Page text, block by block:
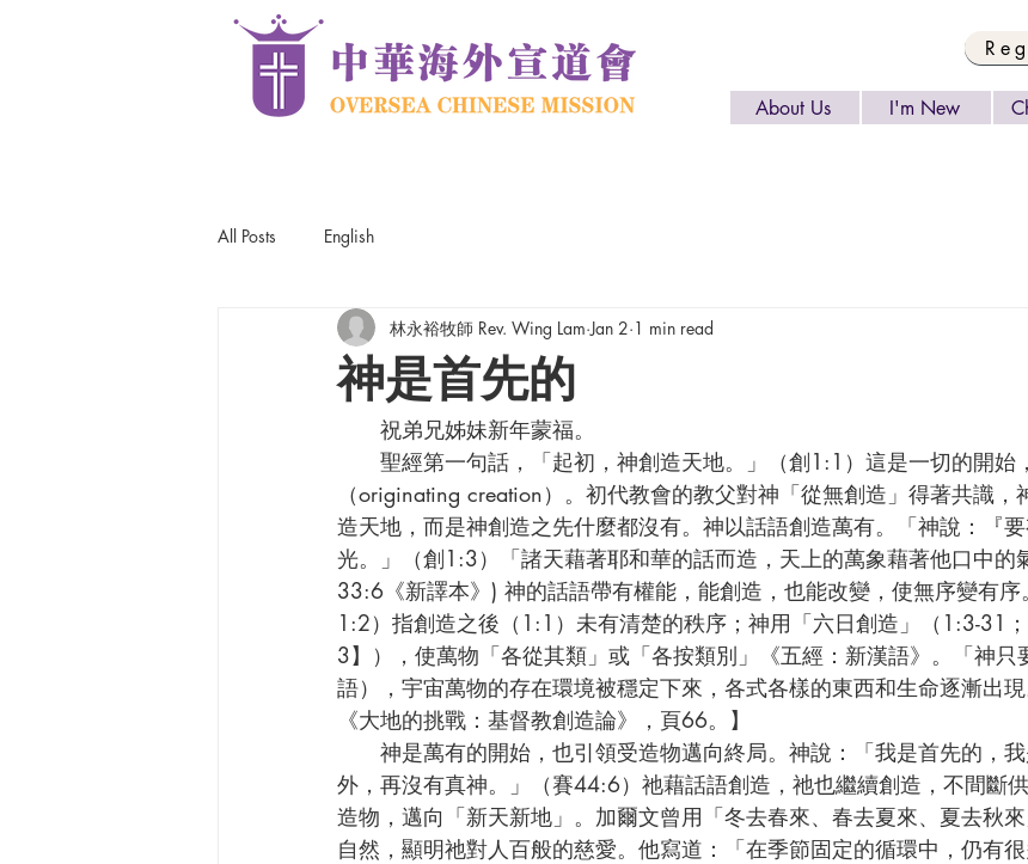
About Us I'm New
All Posts English
神是首先的
林永裕牧師 Rev. Wing Lam Jan 2 1 min read
      祝弟兄姊妹新年蒙福。
聖經第一句話，「起初，神創造天地。」（創1:1）這是一切的開
（originating creation）。初代教會的教父對神「從無創造」得著共識，
造天地，而是神創造之先什麼都沒有。神以話語創造萬有。「神說：『
光。」（創1:3）「諸天藉著耶和華的話而造，天上的萬象藉著他口中的
33:6《新譯本》) 神的話語帶有權能，能創造，也能改變，使無序變有
1:2）指創造之後（1:1）未有清楚的秩序；神用「六日創造」（1:3-31
3】），使萬物「各從其類」或「各按類別」《五經：新漢語》。「神只
語），宇宙萬物的存在環境被穩定下來，各式各樣的東西和生命逐漸出
《大地的挑戰：基督教創造論》，頁66。】
外，再沒有真神。」（賽44:6）祂藉話語創造，祂也繼續創造，不間斷
造物，邁向「新天新地」。加爾文曾用「冬去春來、春去夏來、夏去秋
自然，顯明祂對人百般的慈愛。他寫道：「在季節固定的循環中，仍有